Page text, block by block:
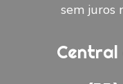
sem juros
Central